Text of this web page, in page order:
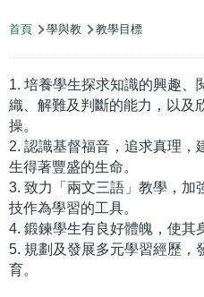
導
連
結
首頁 學與教 教學目標
1. 培養學生探求知識的興趣、
織、解難及判斷的能力，以及
操。
2. 認識基督福音，追求真理，
生得著豐盛的生命。
3. 致力「兩文三語」教學，加
技作為學習的工具。
4. 鍛鍊學生有良好體魄，使其
5. 規劃及發展多元學習經歷，
育。